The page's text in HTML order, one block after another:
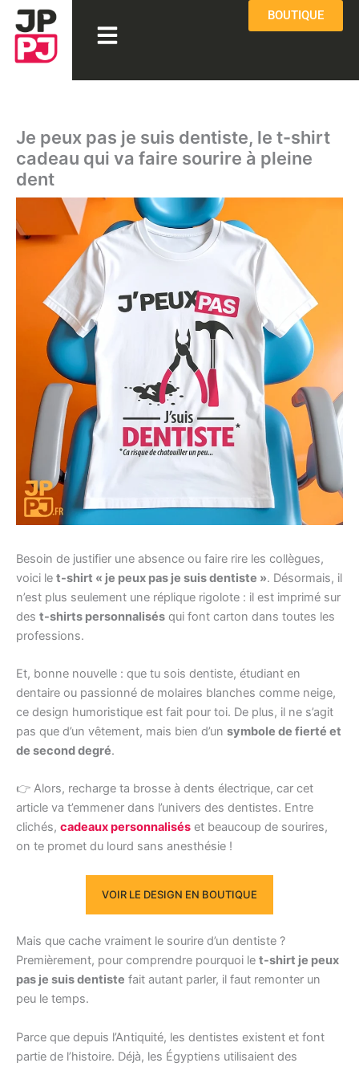
Aller
contenu
Menu BOUTIQUE
Je peux pas je suis dentiste, le t-shirt
cadeau qui va faire sourire à pleine
dent
Besoin de justifier une absence ou faire rire les collègues,
voici le t-shirt « je peux pas je suis dentiste ». Désormais, il
n’est plus seulement une réplique rigolote : il est imprimé sur
des t-shirts personnalisés qui font carton dans toutes les
professions.
Et, bonne nouvelle : que tu sois dentiste, étudiant en
dentaire ou passionné de molaires blanches comme neige,
ce design humoristique est fait pour toi. De plus, il ne s’agit
pas que d’un vêtement, mais bien d’un symbole de fierté et
de second degré.
👉 Alors, recharge ta brosse à dents électrique, car cet
article va t’emmener dans l’univers des dentistes. Entre
clichés, cadeaux personnalisés et beaucoup de sourires,
on te promet du lourd sans anesthésie !
VOIR LE DESIGN EN BOUTIQUE
Mais que cache vraiment le sourire d’un dentiste ?
Premièrement, pour comprendre pourquoi le t-shirt je peux
pas je suis dentiste fait autant parler, il faut remonter un
peu le temps.
Parce que depuis l’Antiquité, les dentistes existent et font
partie de l’histoire. Déjà, les Égyptiens utilisaient des